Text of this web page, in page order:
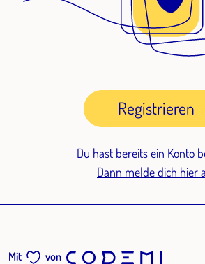
Registrieren
Du hast bereits ein Konto
Dann melde dich hier
Mit von